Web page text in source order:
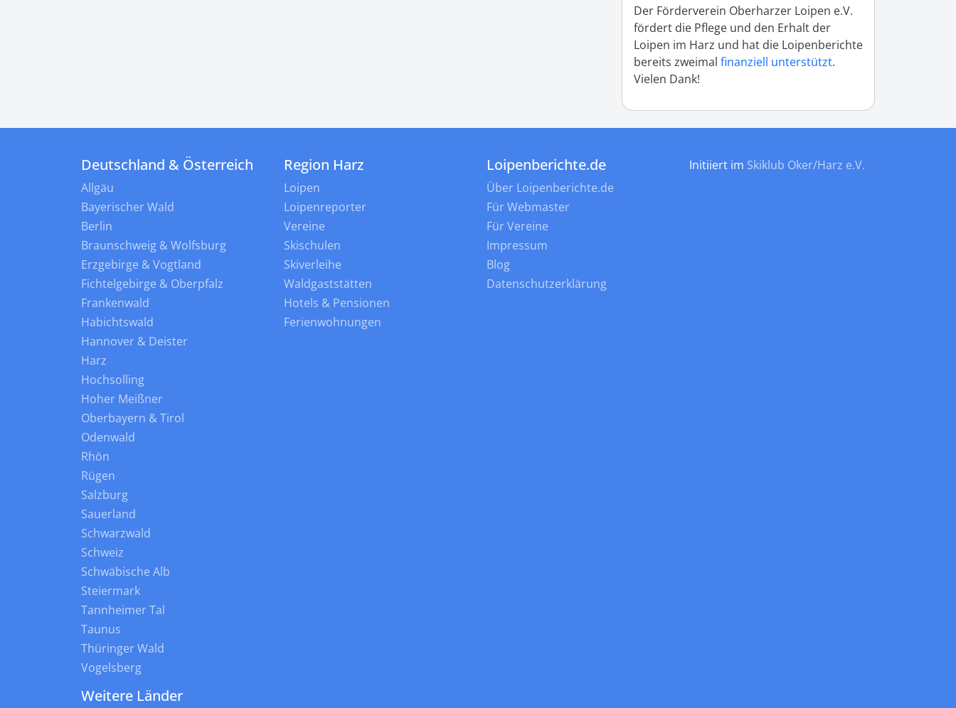
Der Förderverein Oberharzer Loipen e.V.
fördert die Pflege und den Erhalt der
Loipen im Harz und hat die Loipenberichte
bereits zweimal finanziell unterstützt.
Vielen Dank!
Deutschland & Österreich
Allgäu
Bayerischer Wald
Berlin
Braunschweig & Wolfsburg
Erzgebirge & Vogtland
Fichtelgebirge & Oberpfalz
Frankenwald
Habichtswald
Hannover & Deister
Harz
Hochsolling
Hoher Meißner
Oberbayern & Tirol
Odenwald
Rhön
Rügen
Salzburg
Sauerland
Schwarzwald
Schweiz
Schwäbische Alb
Steiermark
Tannheimer Tal
Taunus
Thüringer Wald
Vogelsberg
Weitere Länder
Region Harz
Loipen
Loipenreporter
Vereine
Skischulen
Skiverleihe
Waldgaststätten
Hotels & Pensionen
Ferienwohnungen
Loipenberichte.de
Über Loipenberichte.de
Für Webmaster
Für Vereine
Impressum
Blog
Datenschutzerklärung
Initiiert im Skiklub Oker/Harz e.V.